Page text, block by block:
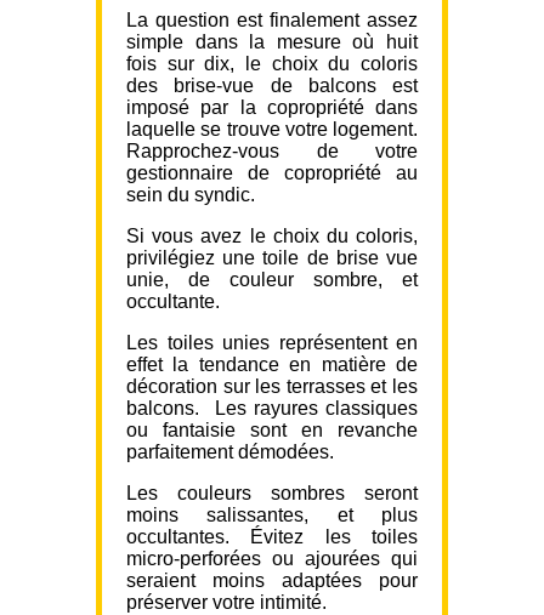
La question est finalement assez
simple dans la mesure où huit
fois sur dix, le choix du coloris
des brise-vue de balcons est
imposé par la copropriété dans
laquelle se trouve votre logement.
Rapprochez-vous de votre
gestionnaire de copropriété au
sein du syndic.
Si vous avez le choix du coloris,
privilégiez une toile de brise vue
unie, de couleur sombre, et
occultante.
Les toiles unies représentent en
effet la tendance en matière de
décoration sur les terrasses et les
balcons. Les rayures classiques
ou fantaisie sont en revanche
parfaitement démodées.
Les couleurs sombres seront
moins salissantes, et plus
occultantes. Évitez les toiles
micro-perforées ou ajourées qui
seraient moins adaptées pour
préserver votre intimité.